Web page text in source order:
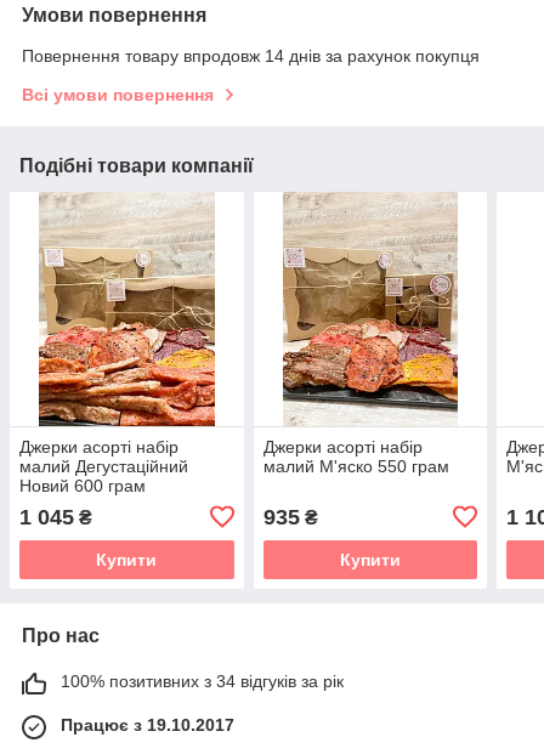
Умови повернення
Повернення товару впродовж 14 днів за рахунок покупця
Всі умови повернення
Подібні товари компанії
Джерки асорті набір
малий Дегустаційний
Новий 600 грам
1 045 ₴
Купити
Джерки асорті набір
малий М'яско 550 грам
935₴
Купити
1
Про нас
100% позитивних з 34 відгуків за рік
Працює з 19.10.2017